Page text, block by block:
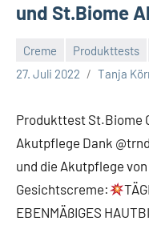
und St.Biome
Creme Produkttests
27. Juli 2022
Tanja
Keine
Produkttest St.Biome
Akutpflege Dank
und die Akutpflege
Gesichtscreme:
EBENMÄßIGES